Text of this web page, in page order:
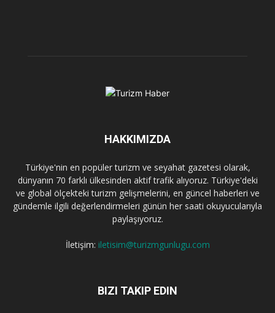
HAKKIMIZDA
Türkiye'nin en popüler turizm ve seyahat gazetesi olarak,
dünyanın 70 farklı ülkesinden aktif trafik alıyoruz. Türkiye'deki
ve global ölçekteki turizm gelişmelerini, en güncel haberleri ve
gündemle ilgili değerlendirmeleri günün her saati okuyucularıyla
paylaşıyoruz.
İletişim: iletisim@turizmgunlugu.com
BIZI TAKIP EDIN